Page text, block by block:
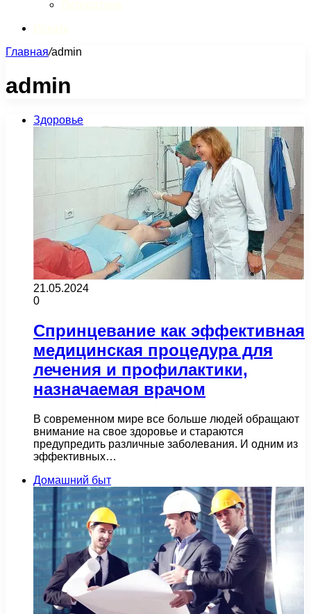
Главная/admin
admin
Здоровье
21.05.2024
0
Спринцевание как эффективная
медицинская процедура для
лечения и профилактики,
назначаемая врачом
В современном мире все больше людей обращают
внимание на свое здоровье и стараются
предупредить различные заболевания. И одним из
эффективных…
Домашний быт